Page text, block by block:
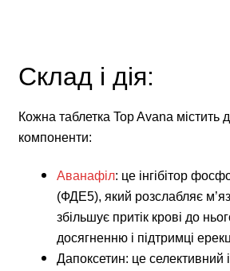
Склад і дія:
Кожна таблетка Top Avana містить
компоненти:
Аванафіл: це інгібітор
(ФДЕ5), який розслабляє
збільшує притік крові до
досягненню і підтримці
Дапоксетин: це селективний